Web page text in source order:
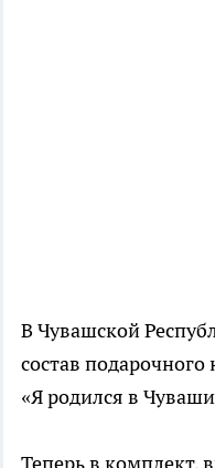
В Чувашской
состав
«Я родился в